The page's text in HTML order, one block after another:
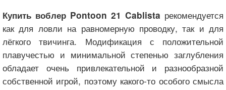
Купить воблер Pontoon 21 Cablista рекомендуется
как для ловли на равномерную проводку, так и для
лёгкого твичинга. Модификация с положительной
плавучестью и минимальной степенью заглубления
обладает очень привлекательной и разнообразной
собственной игрой, поэтому какого-то особого смысла